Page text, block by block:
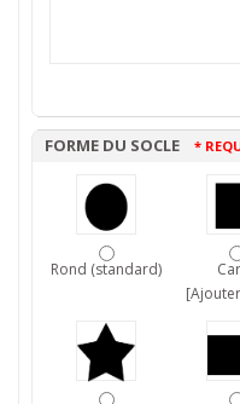
FORME DU SOCLE *
Rond (standard)